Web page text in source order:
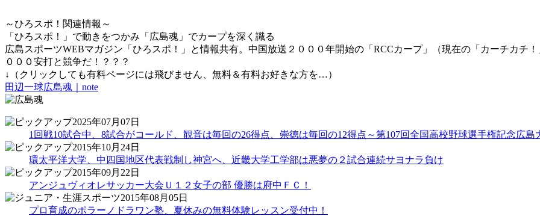
～ひろスポ！関連情報～
「ひろスポ！」で動きをつかみ「広島魂」でカープを深く識る
広島スポーツWEBマガジン「ひろスポ！」と情報共有。中国放送２０００年開始の「RCCカープ」（現在の「カーチカチ
０００安打と競争だ！？？？
↓（クリックしても有料ページには飛びません、無料＆有料お好きな方を…）
田辺一球広島魂｜note
2025年07月07日
1回戦10試合中、8試合がコールド、観音は毎回の26得点、崇徳は毎回の12得点～第107回全国高校野球選手権記念広
2015年10月24日
環太平洋大学、中四国地区代表戦制し神宮へ、近畿大学工学部は悪夢の２試合連続サヨナラ負け
2015年09月22日
アンジュヴィオレサッカー大会Ｕ１２女子の部 優勝は府中ＦＣ！
2015年08月05日
プロ育成のポラーノドラワン塾、夏休みの無料体験レッスン受付中！